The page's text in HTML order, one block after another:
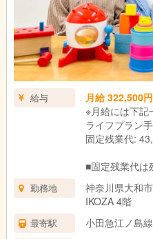
給与
月給 322,500
※月給には下記
ライフプラン
■固定残業代は
上記の想定時
を支給いたし
■試用期間3ヶ月
期間中の待遇
勤務地
神奈川県大和
IKOZA 4階
最寄駅 小田急江ノ島